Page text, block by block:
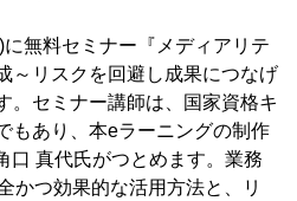
無料セミナー『メディアリテ
～リスクを回避し成果につなげ
。セミナー講師は、国家資格キ
もあり、本eラーニングの制作
口 真代氏がつとめます。業務
かつ効果的な活用方法と、リ